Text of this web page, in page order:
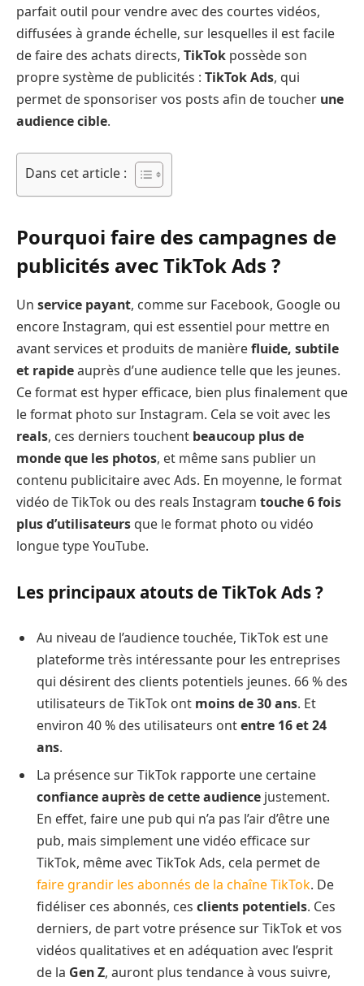
parfait outil pour vendre avec des courtes vidéos,
diffusées à grande échelle, sur lesquelles il est facile
de faire des achats directs, TikTok possède son
propre système de publicités : TikTok Ads, qui
permet de sponsoriser vos posts afin de toucher une
audience cible.
Dans cet article :
Pourquoi faire des campagnes de
publicités avec TikTok Ads ?
Un service payant, comme sur Facebook, Google ou
encore Instagram, qui est essentiel pour mettre en
avant services et produits de manièrefluide, subtile
et rapideauprès d’une audience telle que les jeunes.
Ce format est hyper efficace, bien plus finalement que
le format photo sur Instagram. Cela se voit avec les
reals, ces derniers touchent beaucoup plus de
monde que les photos, et même sans publier un
contenu publicitaire avec Ads. En moyenne, le format
vidéo de TikTok ou des reals Instagram touche 6 fois
plus d’utilisateurs que le format photo ou vidéo
longue type YouTube.
Les principaux atouts de TikTok Ads ?
Au niveau de l’audience touchée, TikTok est une
plateforme très intéressante pour les entreprises
qui désirent des clients potentiels jeunes. 66 % des
utilisateurs de TikTok ont moins de 30 ans. Et
environ 40 % des utilisateurs ontentre 16 et 24
ans.
La présence sur TikTok rapporte une certaine
confiance auprès de cette audience justement.
En effet, faire une pub qui n’a pas l’air d’être une
pub, mais simplement une vidéo efficace sur
TikTok, même avec TikTok Ads, cela permet de
faire grandir les abonnés de la chaîne TikTok. De
fidéliser ces abonnés, ces clients potentiels. Ces
derniers, de part votre présence sur TikTok et vos
vidéos qualitatives et en adéquation avec l’esprit
de la Gen Z, auront plus tendance à vous suivre,